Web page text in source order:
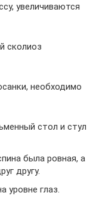
увеличиваются
сколиоз
необходимо
стол и стул
была ровная, а
другу.
уровне глаз.